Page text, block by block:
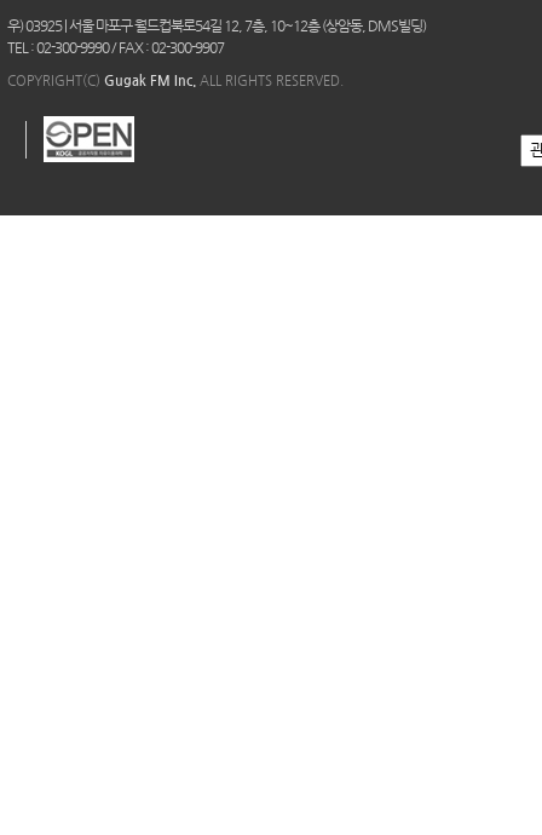
우) 03925 | 서울 마포구 월드컵북로54길 12, 7층, 10~12층 (상암동, DMS빌딩)
TEL : 02-300-9990 / FAX : 02-300-9907
COPYRIGHT(C) Gugak FM Inc. ALL RIGHTS RESERVED.